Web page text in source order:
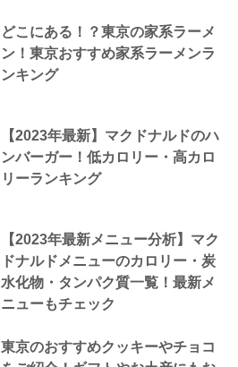
どこにある！？東京の家系ラーメ
ン！東京おすすめ家系ラーメンラ
ンキング
【2023年最新】マクドナルドのハ
ンバーガー！低カロリー・高カロ
リーランキング
【2023年最新メニュー分析】マク
ドナルドメニューのカロリー・炭
水化物・タンパク質一覧！最新メ
ニューもチェック
東京のおすすめクッキーやチョコ